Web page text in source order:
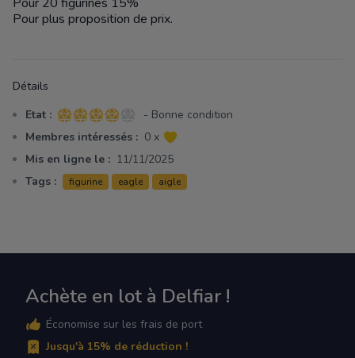
Pour plus proposition de prix.
Détails
Etat : 4 sur 5 étoiles
- Bonne condition
Membres intéressés : 0 x
Mis en ligne le : 11/11/2025
Tags :
figurine eagle aigle
Achète en lot à Delfiar !
Économise sur les frais de port
Jusqu'à 15% de réduction !